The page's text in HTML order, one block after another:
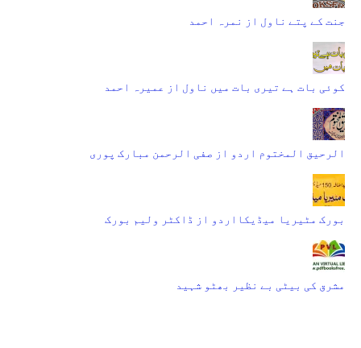
جنت کے پتے ناول از نمرہ احمد
کوئی بات ہے تیری بات میں ناول از عمیرہ احمد
الرحیق المختوم اردو از صفی الرحمن مبارک پوری
بورک مٹیریا میڈیکااردو از ڈاکٹر ولیم بورک
مشرق کی بیٹی بے نظیر بھٹو شہید